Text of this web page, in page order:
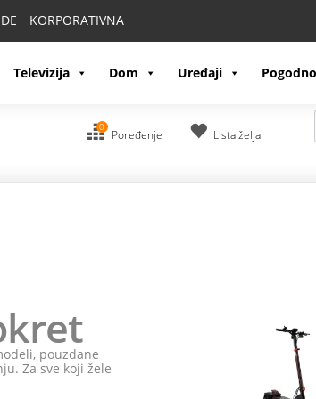
KORPORATIVNA
Televizija Dom Uređaji
0
Poređenje Lista želja
pouzdane
Za sve koji žele